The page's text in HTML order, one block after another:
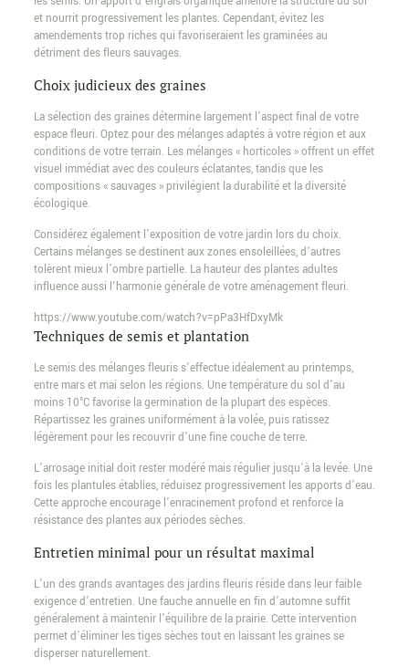
et nourrit progressivement les plantes. Cependant, évitez les
amendements trop riches qui favoriseraient les graminées au
détriment des fleurs sauvages.
Choix judicieux des graines
La sélection des graines détermine largement l’aspect final de votre
espace fleuri. Optez pour des mélanges adaptés à votre région et aux
conditions de votre terrain. Les mélanges « horticoles » offrent un effet
visuel immédiat avec des couleurs éclatantes, tandis que les
compositions « sauvages » privilégient la durabilité et la diversité
écologique.
Considérez également l’exposition de votre jardin lors du choix.
Certains mélanges se destinent aux zones ensoleillées, d’autres
tolèrent mieux l’ombre partielle. La hauteur des plantes adultes
influence aussi l’harmonie générale de votre aménagement fleuri.
https://www.youtube.com/watch?v=pPa3HfDxyMk
Techniques de semis et plantation
Le semis des mélanges fleuris s’effectue idéalement au printemps,
entre mars et mai selon les régions. Une température du sol d’au
moins 10°C favorise la germination de la plupart des espèces.
Répartissez les graines uniformément à la volée, puis ratissez
légèrement pour les recouvrir d’une fine couche de terre.
L’arrosage initial doit rester modéré mais régulier jusqu’à la levée. Une
fois les plantules établies, réduisez progressivement les apports d’eau.
Cette approche encourage l’enracinement profond et renforce la
résistance des plantes aux périodes sèches.
Entretien minimal pour un résultat maximal
L’un des grands avantages des jardins fleuris réside dans leur faible
exigence d’entretien. Une fauche annuelle en fin d’automne suffit
généralement à maintenir l’équilibre de la prairie. Cette intervention
permet d’éliminer les tiges sèches tout en laissant les graines se
disperser naturellement.